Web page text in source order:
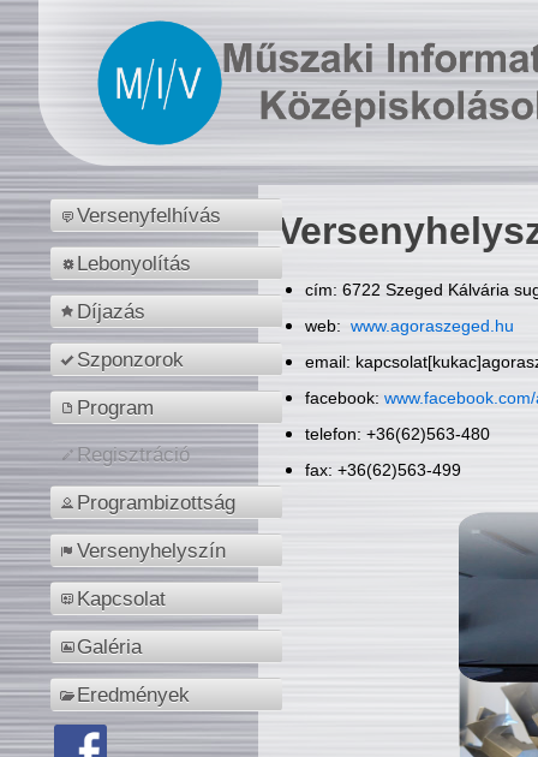
Versenyfelhívás
Lebonyolítás
Díjazás
Szponzorok
Program
Regisztráció
Programbizottság
Versenyhelyszín
Kapcsolat
Galéria
Eredmények
cím: 6722 Szeged Kálvária
web: www.agoraszeged.hu
email:
facebook:
telefon: +36(62)563-480
fax: +36(62)563-499